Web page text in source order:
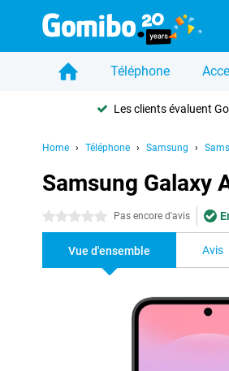
Téléphone
Les clients évaluent
Home Téléphone Samsung
Samsung Galaxy
0 étoiles Pas encore d'avis
Vue d'ensemble Avis